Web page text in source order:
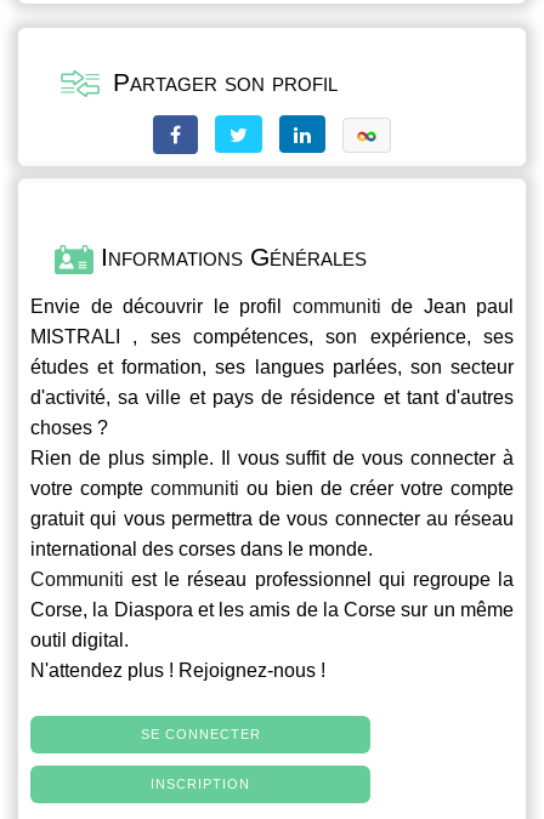
Partager son profil
Informations Générales
Envie de découvrir le profil communiti de Jean paul
MISTRALI , ses compétences, son expérience, ses
études et formation, ses langues parlées, son secteur
d'activité, sa ville et pays de résidence et tant d'autres
choses ?
Rien de plus simple. Il vous suffit de vous connecter à
votre compte communiti ou bien de créer votre compte
gratuit qui vous permettra de vous connecter au réseau
international des corses dans le monde.
Communiti est le réseau professionnel qui regroupe la
Corse, la Diaspora et les amis de la Corse sur un même
outil digital.
N'attendez plus ! Rejoignez-nous !
SE CONNECTER
INSCRIPTION